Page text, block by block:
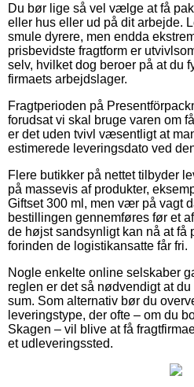
Du bør lige så vel vælge at få
eller hus eller ud på dit arbejde.
smule dyrere, men endda
prisbevidste fragtform er
selv, hvilket dog beroer på at du
firmaets arbejdslager.
Fragtperioden på
forudsat vi skal bruge varen om
er det uden tvivl væsentligt at
estimerede leveringsdato ved
Flere butikker på nettet tilbyder
på massevis af produkter,
Giftset 300 ml, men vær på vagt
bestillingen gennemføres før et
de højst sandsynligt kan nå at få
forinden de logistikansatte får fri.
Nogle enkelte online selskaber
reglen er det så nødvendigt at
sum. Som alternativ bør du
leveringstype, der ofte – om du
Skagen – vil blive at få
et udleveringssted.